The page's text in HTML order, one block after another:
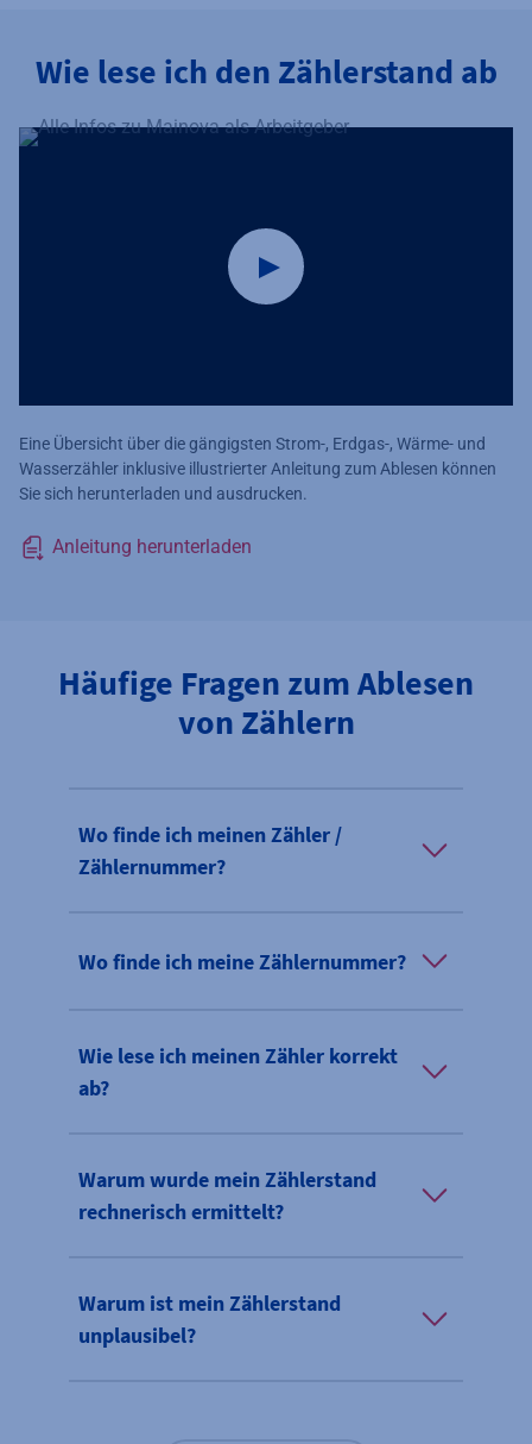
Wie lese ich den Zählerstand ab
Eine Übersicht über die gängigsten Strom-, Erdgas-, Wärme- und
Wasserzähler inklusive illustrierter Anleitung zum Ablesen können
Sie sich herunterladen und ausdrucken.
Anleitung herunterladen
Häufige Fragen zum Ablesen
von Zählern
Wo finde ich meinen Zähler /
Zählernummer?
Wo finde ich meine Zählernummer?
Wie lese ich meinen Zähler korrekt
ab?
Warum wurde mein Zählerstand
rechnerisch ermittelt?
Warum ist mein Zählerstand
unplausibel?